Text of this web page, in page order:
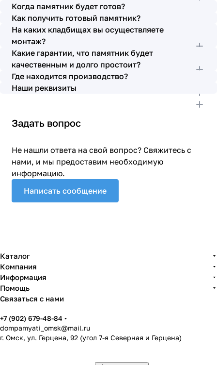
качественно. Я присутствовала при монтаже,
ребят это нисколько не смутило. Они, как и
Елена Николаевна, ответили на все мои вопросы,
которые возникли в процессе. Спасибо.
Выражаю благодарность от имени всей нашей
семьи за выполнение заказа в срок и
качественно. К руководству просьба по-
возможности премировать работников.
Когда памятник будет готов?
Как получить готовый памятник?
На каких кладбищах вы осуществляете
монтаж?
Какие гарантии, что памятник будет
качественным и долго простоит?
Где находится производство?
Наши реквизиты
Задать вопрос
Не нашли ответа на свой вопрос? Свяжитесь с
нами, и мы предоставим необходимую
информацию.
Написать сообщение
Каталог
Компания
Информация
Помощь
Связаться с нами
+7 (902) 679-48-84
dompamyati_omsk@mail.ru
г. Омск, ул. Герцена, 92 (угол 7-я Северная и Герцена)